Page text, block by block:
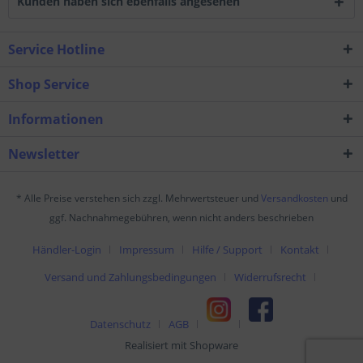
Service Hotline
Shop Service
Informationen
Newsletter
* Alle Preise verstehen sich zzgl. Mehrwertsteuer und Versandkosten und
ggf. Nachnahmegebühren, wenn nicht anders beschrieben
Händler-Login Impressum Hilfe / Support
Kontakt
Versand und Zahlungsbedingungen
Widerrufsrecht
Datenschutz
AGB
Realisiert mit Shopware